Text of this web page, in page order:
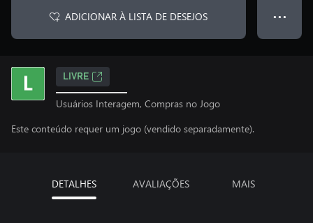
ADICIONAR À LISTA DE DESEJOS ● ● ●
LIVRE
Usuários Interagem, Compras no Jogo
Este conteúdo requer um jogo (vendido separadamente).
DETALHES AVALIAÇÕES MAIS